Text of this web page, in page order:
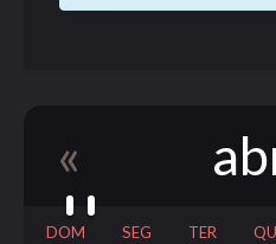
«
DOM SEG TER